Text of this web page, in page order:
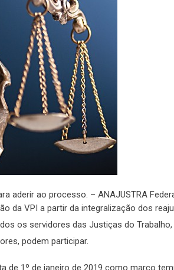
aderir ao processo. – ANAJUSTRA
da VPI a partir da integralização dos
os servidores das Justiças do Trabalho,
podem participar.
de 1º de janeiro de 2019 como marco